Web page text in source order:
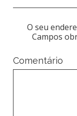
O seu
Campos
Comentário